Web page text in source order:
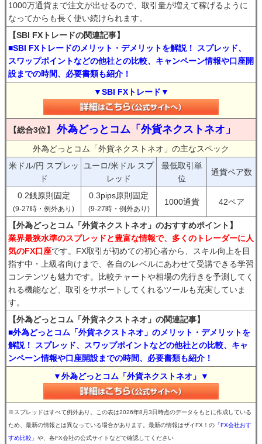
1000万通貨まで注文が出せるので、取引量が増えて稼げるように
なってからも長く使い続けられます。
【SBI FXトレードの関連記事】
■SBI FXトレードのメリット・デメリットを解説！ スプレッド、
スワップポイントなどの他社との比較、キャンペーン情報や口座開
設までの時間、必要書類も紹介！
▼SBI FXトレード▼
【総合3位】 外為どっとコム「外貨ネクストネオ」
外為どっとコム「外貨ネクストネオ」の主なスペック
米ドル/円 スプレッ
ド
ユーロ/米ドル スプ
レッド
最低取引単
位
通貨ペア数
0.2銭原則固定
(9-27時・例外あり)
0.3pips原則固定
(9-27時・例外あり)
1000通貨 42ペア
【外為どっとコム「外貨ネクストネオ」のおすすめポイント】
業界最狭水準のスプレッドと豊富な情報で、多くのトレーダーに人
気のFX口座です。FX取引が初めての初心者から、スキル向上を目
指す中・上級者向けまで、各自のレベルにあわせて受講できる学習
コンテンツも魅力です。比較チャートや相場の先行きを予測してく
れる機能など、取引をサポートしてくれるツールも充実していま
す。
【外為どっとコム「外貨ネクストネオ」の関連記事】
■外為どっとコム「外貨ネクストネオ」のメリット・デメリットを
解説！ スプレッド、スワップポイントなどの他社との比較、キャ
ンペーン情報や口座開設までの時間、必要書類も紹介！
▼外為どっとコム「外貨ネクストネオ」▼
※スプレッドはすべて例外あり。この表は2026年8月3日時点のデータをもとに作成している
ため、最新の情報とは異なっている場合があります。最新の情報はザイFX！の 「FX会社おす
すめ比較」 や、各FX会社の公式サイトなどで確認してください